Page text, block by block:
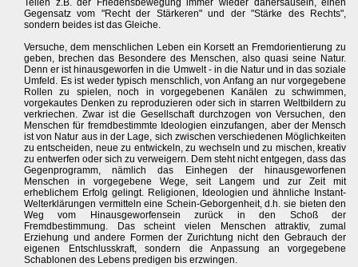
Teilen z.B. der Friedensbewegung immer wieder dahersäuseln, einen
Gegensatz vom "Recht der Stärkeren" und der "Stärke des Rechts",
sondern beides ist das Gleiche.
Versuche, dem menschlichen Leben ein Korsett an Fremdorientierung zu
geben, brechen das Besondere des Menschen, also quasi seine Natur.
Denn er ist hinausgeworfen in die Umwelt - in die Natur und in das soziale
Umfeld. Es ist weder typisch menschlich, von Anfang an nur vorgegebene
Rollen zu spielen, noch in vorgegebenen Kanälen zu schwimmen,
vorgekautes Denken zu reproduzieren oder sich in starren Weltbildern zu
verkriechen. Zwar ist die Gesellschaft durchzogen von Versuchen, den
Menschen für fremdbestimmte Ideologien einzufangen, aber der Mensch
ist von Natur aus in der Lage, sich zwischen verschiedenen Möglichkeiten
zu entscheiden, neue zu entwickeln, zu wechseln und zu mischen, kreativ
zu entwerfen oder sich zu verweigern. Dem steht nicht entgegen, dass das
Gegenprogramm, nämlich das Einhegen der hinausgeworfenen
Menschen in vorgegebene Wege, seit Langem und zur Zeit mit
erheblichem Erfolg gelingt. Religionen, Ideologien und ähnliche Instant-
Welterklärungen vermitteln eine Schein-Geborgenheit, d.h. sie bieten den
Weg vom Hinausgeworfensein zurück in den Schoß der
Fremdbestimmung. Das scheint vielen Menschen attraktiv, zumal
Erziehung und andere Formen der Zurichtung nicht den Gebrauch der
eigenen Entschlusskraft, sondern die Anpassung an vorgegebene
Schablonen des Lebens predigen bis erzwingen.